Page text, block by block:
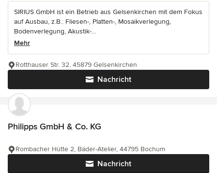
SIRIUS GmbH ist ein Betrieb aus Gelsenkirchen mit dem Fokus
auf Ausbau, z.B.: Fliesen-, Platten-, Mosaikverlegung,
Bodenverlegung, Akustik-...
Mehr
Nachricht
Rotthauser Str. 32, 45879 Gelsenkirchen
Philipps GmbH & Co. KG
Nachricht
Rombacher Hütte 2, Bäder-Atelier, 44795 Bochum